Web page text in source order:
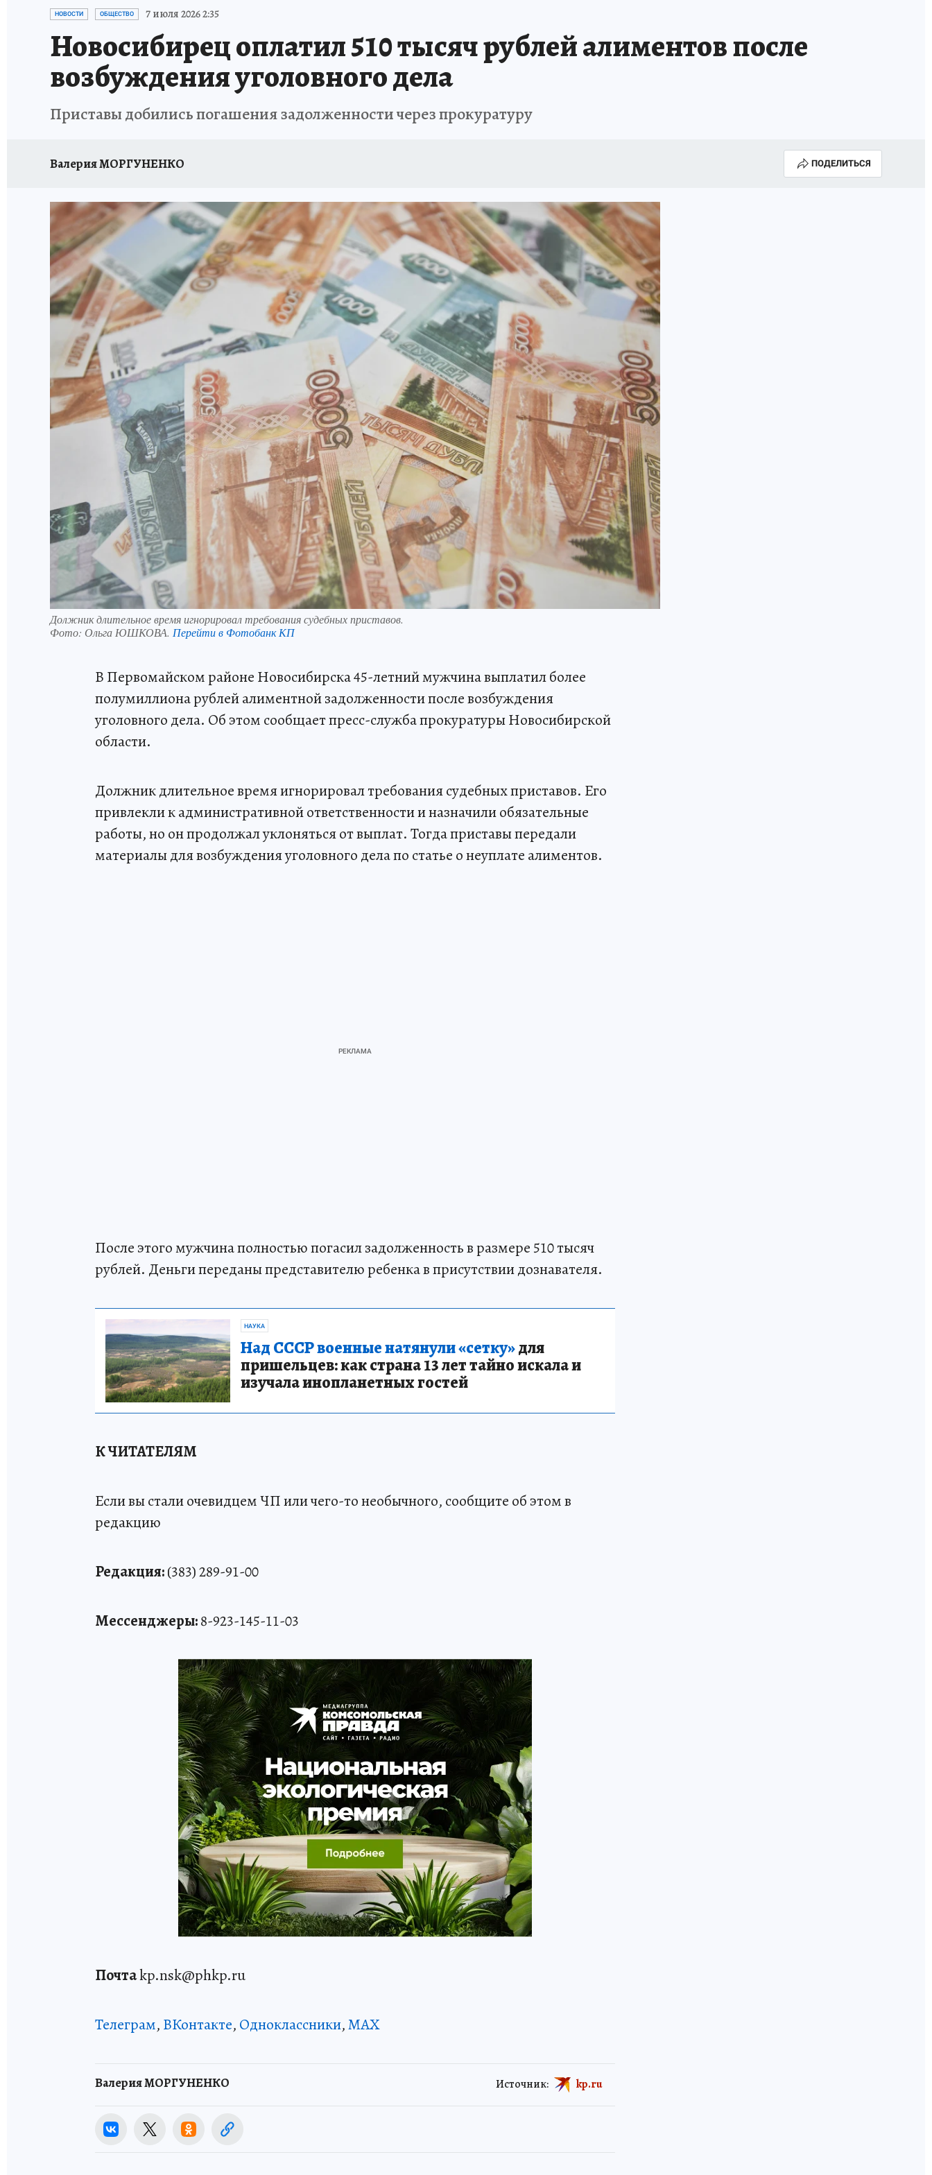
ОТДЫХ В РОССИИ ЗАПОВЕДНАЯ РОССИЯ
НОВОСТИ ОБЩЕСТВО 7 июля 2026 2:35
Новосибирец оплатил 510 тысяч рублей алиментов после
возбуждения уголовного дела
Приставы добились погашения задолженности через прокуратуру
Валерия МОРГУНЕНКО ПОДЕЛИТЬСЯ
Должник длительное время игнорировал требования судебных приставов.
Фото: Ольга ЮШКОВА. Перейти в Фотобанк КП
В Первомайском районе Новосибирска 45-летний мужчина выплатил более
полумиллиона рублей алиментной задолженности после возбуждения
уголовного дела. Об этом сообщает пресс-служба прокуратуры Новосибирской
области.
Должник длительное время игнорировал требования судебных приставов. Его
привлекли к административной ответственности и назначили обязательные
работы, но он продолжал уклоняться от выплат. Тогда приставы передали
материалы для возбуждения уголовного дела по статье о неуплате алиментов.
После этого мужчина полностью погасил задолженность в размере 510 тысяч
рублей. Деньги переданы представителю ребенка в присутствии дознавателя.
НАУКА
Над СССР военные натянули «сетку»для
пришельцев: как страна 13 лет тайно искала и
изучала инопланетных гостей
К ЧИТАТЕЛЯМ
Если вы стали очевидцем ЧП или чего-то необычного, сообщите об этом в
редакцию
Редакция:(383) 289-91-00
Мессенджеры:8-923-145-11-03
Почтаkp.nsk@phkp.ru
Телеграм, ВКонтакте, Одноклассники,MAX
Валерия МОРГУНЕНКО Источник: kp.ru